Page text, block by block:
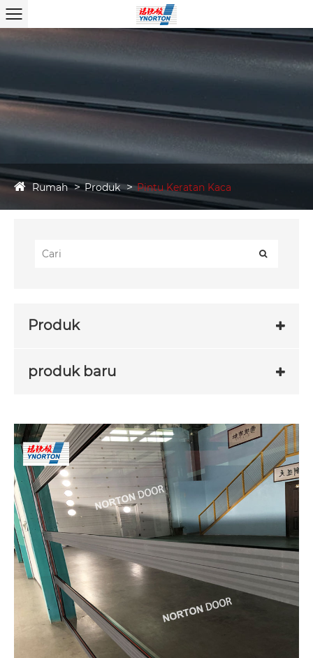
Rumah Produk Pintu Keratan Kaca
Produk
produk baru